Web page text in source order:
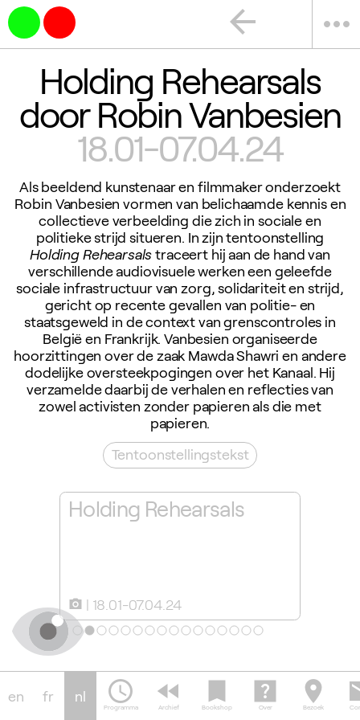
more_horiz
arrow_back
Holding Rehearsals
door Robin Vanbesien
18.01-07.04.24
Als beeldend kunstenaar en filmmaker onderzoekt
Robin Vanbesien vormen van belichaamde kennis en
collectieve verbeelding die zich in sociale en
politieke strijd situeren. In zijn tentoonstelling
Holding Rehearsalstraceert hij aan de hand van
verschillende audiovisuele werken een geleefde
sociale infrastructuur van zorg, solidariteit en strijd,
gericht op recente gevallen van politie- en
staatsgeweld in de context van grenscontroles in
België en Frankrijk. Vanbesien organiseerde
hoorzittingen over de zaak Mawda Shawri en andere
dodelijke oversteekpogingen over het Kanaal. Hij
verzamelde daarbij de verhalen en reflecties van
zowel activisten zonder papieren als die met
papieren.
Tentoonstellingstekst
Holding Rehearsals
camera_alt 18.01-07.04.24
en fr nl schedule
Programma
fast_rewind
Archief
bookmark
Bookshop
help_center
Over
location_on
Bezoek